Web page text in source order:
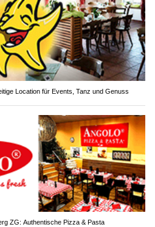
Location für Events, Tanz und Genuss
ZG: Authentische Pizza & Pasta